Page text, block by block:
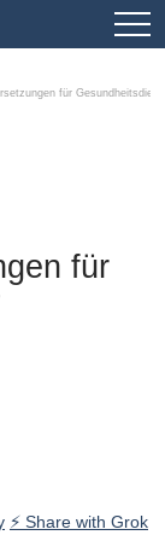
für
für
⚡ Share with Grok